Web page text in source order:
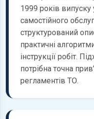
1999 років
самостійного
структурований
практичні
інструкції робіт.
потрібна точна
регламентів ТО.